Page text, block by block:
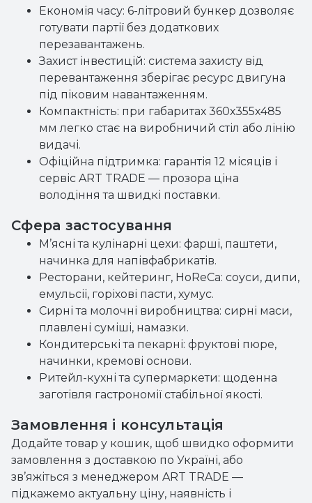
Економія часу: 6-літровий бункер дозволяє
готувати партії без додаткових
перезавантажень.
Захист інвестицій: система захисту від
перевантаження зберігає ресурс двигуна
під піковим навантаженням.
Компактність: при габаритах 360х355х485
мм легко стає на виробничий стіл або лінію
видачі.
Офіційна підтримка: гарантія 12 місяців і
сервіс ART TRADE — прозора ціна
володіння та швидкі поставки.
Сфера застосування
М’ясні та кулінарні цехи: фарші, паштети,
начинка для напівфабрикатів.
Ресторани, кейтеринг, HoReCa: соуси, дипи,
емульсії, горіхові пасти, хумус.
Сирні та молочні виробництва: сирні маси,
плавлені суміші, намазки.
Кондитерські та пекарні: фруктові пюре,
начинки, кремові основи.
Ритейл-кухні та супермаркети: щоденна
заготівля гастрономії стабільної якості.
Замовлення і консультація
Додайте товар у кошик, щоб швидко оформити
замовлення з доставкою по Україні, або
зв’яжіться з менеджером ART TRADE —
підкажемо актуальну ціну, наявність і